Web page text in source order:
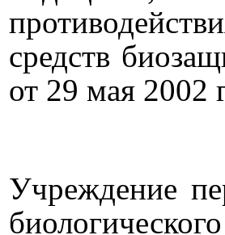
средств
от 29 мая 2002
Учреждение